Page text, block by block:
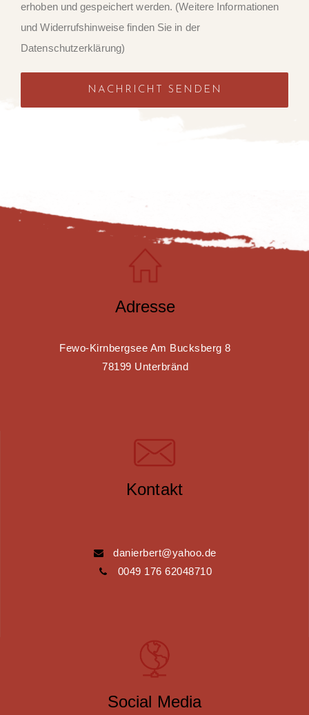
erhoben und gespeichert werden. (Weitere Informationen
und Widerrufshinweise finden Sie in der
Datenschutzerklärung)
NACHRICHT SENDEN
Adresse
Fewo-Kirnbergsee Am Bucksberg 8
78199 Unterbränd
Kontakt
danierbert@yahoo.de
0049 176 62048710
Social Media